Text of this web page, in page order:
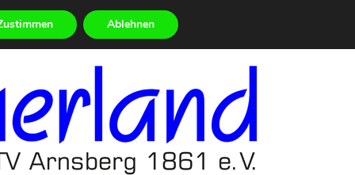
Worauf warten? – Jetzt mitmachen!
Ablehnen